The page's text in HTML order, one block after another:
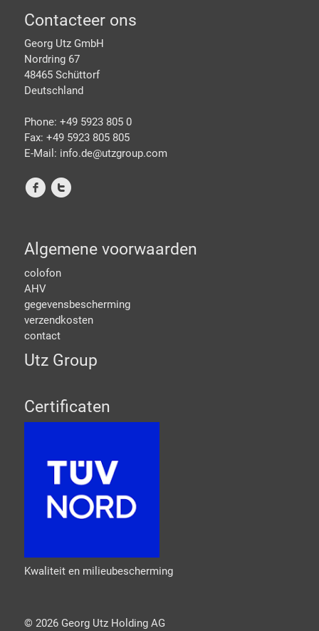
Footer
Contacteer ons
Georg Utz GmbH
Nordring 67
48465 Schüttorf
Deutschland
Phone: +49 5923 805 0
Fax: +49 5923 805 805
E-Mail: info.de@utzgroup.com
f t
Algemene voorwaarden
colofon
AHV
gegevensbescherming
verzendkosten
contact
Utz Group
Certificaten
Kwaliteit en milieubescherming
© 2026Georg Utz Holding AG